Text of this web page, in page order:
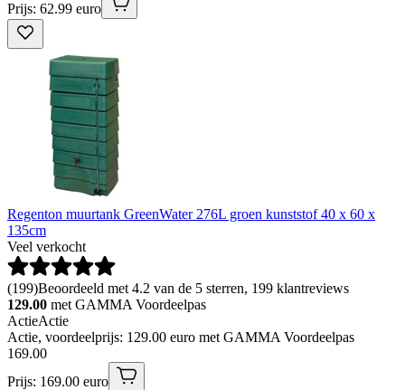
Prijs: 62.99 euro
Regenton muurtank GreenWater 276L groen kunststof 40 x 60 x
135cm
Veel verkocht
(199)Beoordeeld met 4.2 van de 5 sterren, 199 klantreviews
129.00 met GAMMA Voordeelpas
ActieActie
Actie, voordeelprijs: 129.00 euro met GAMMA Voordeelpas
169.00
Prijs: 169.00 euro